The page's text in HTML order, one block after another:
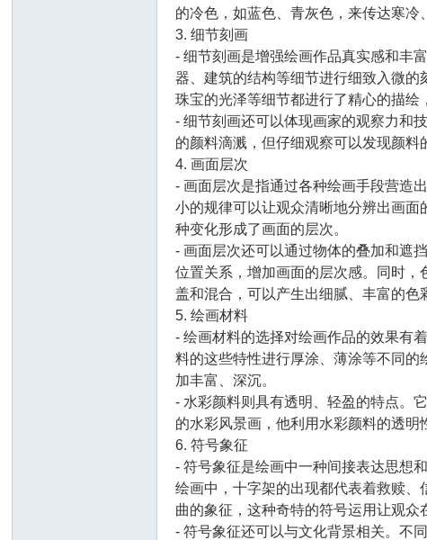
的冷色，如蓝色、青灰色，来传达寒冷
3. 细节刻画
- 细节刻画是增强绘画作品真实感和丰
器、建筑的结构等细节进行细致入微的
珠宝的光泽等细节都进行了精心的描绘
- 细节刻画还可以体现画家的观察力和
的颜料滴溅，但仔细观察可以发现颜料
4. 画面层次
- 画面层次是指通过各种绘画手段营造
小的规律可以让观众清晰地分辨出画
种变化形成了画面的层次。
- 画面层次还可以通过物体的叠加和遮
位置关系，增加画面的层次感。同时
盖和混合，可以产生出细腻、丰富的色
5. 绘画材料
- 绘画材料的选择对绘画作品的效果有
料的这些特性进行厚涂、薄涂等不同
加丰富、深沉。
- 水彩颜料则具有透明、轻盈的特点。
的水彩风景画，他利用水彩颜料的透明
6. 符号象征
- 符号象征是绘画中一种间接表达思想
绘画中，十字架的出现都代表着救赎
曲的象征，这种奇特的符号运用让观众
- 符号象征还可以与文化背景相关。不